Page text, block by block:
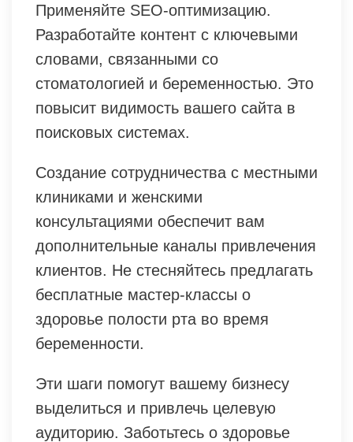
Применяйте SEO-оптимизацию.
Разработайте контент с ключевыми
словами, связанными со
стоматологией и беременностью. Это
повысит видимость вашего сайта в
поисковых системах.
Создание сотрудничества с местными
клиниками и женскими
консультациями обеспечит вам
дополнительные каналы привлечения
клиентов. Не стесняйтесь предлагать
бесплатные мастер-классы о
здоровье полости рта во время
беременности.
Эти шаги помогут вашему бизнесу
выделиться и привлечь целевую
аудиторию. Заботьтесь о здоровье